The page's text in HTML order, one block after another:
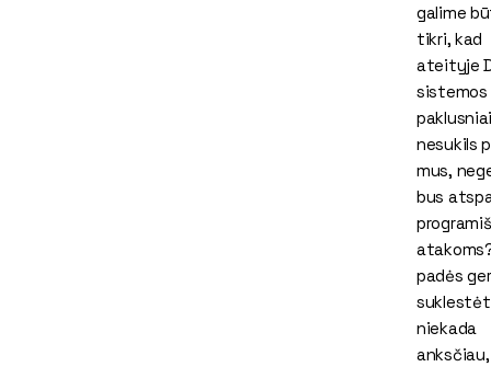
galime
tikri, kad
ateityje
sistemos
nesukils
mus,
bus
padės
niekada